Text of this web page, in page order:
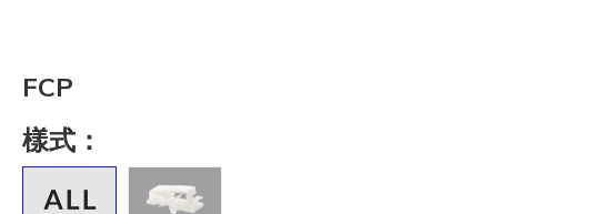
FCP
樣式：